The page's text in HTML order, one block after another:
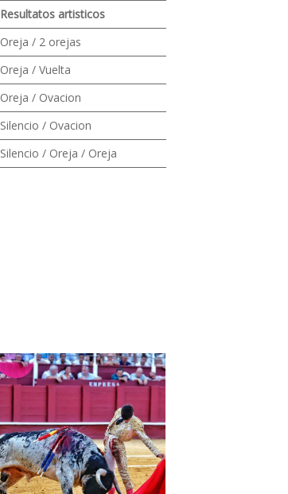
Resultatos artisticos
Oreja / 2 orejas
Oreja / Vuelta
Oreja / Ovacion
Silencio / Ovacion
Silencio / Oreja / Oreja